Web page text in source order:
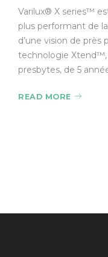
Varilux® X series™
plus performant de
d’une vision de près
technologie Xtend™,
presbytes, de 5
READ MORE